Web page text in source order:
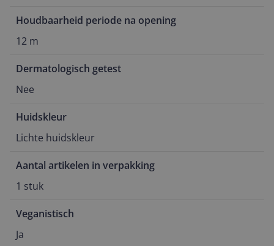
Houdbaarheid periode na opening
12 m
Dermatologisch getest
Nee
Huidskleur
Lichte huidskleur
Aantal artikelen in verpakking
1 stuk
Veganistisch
Ja